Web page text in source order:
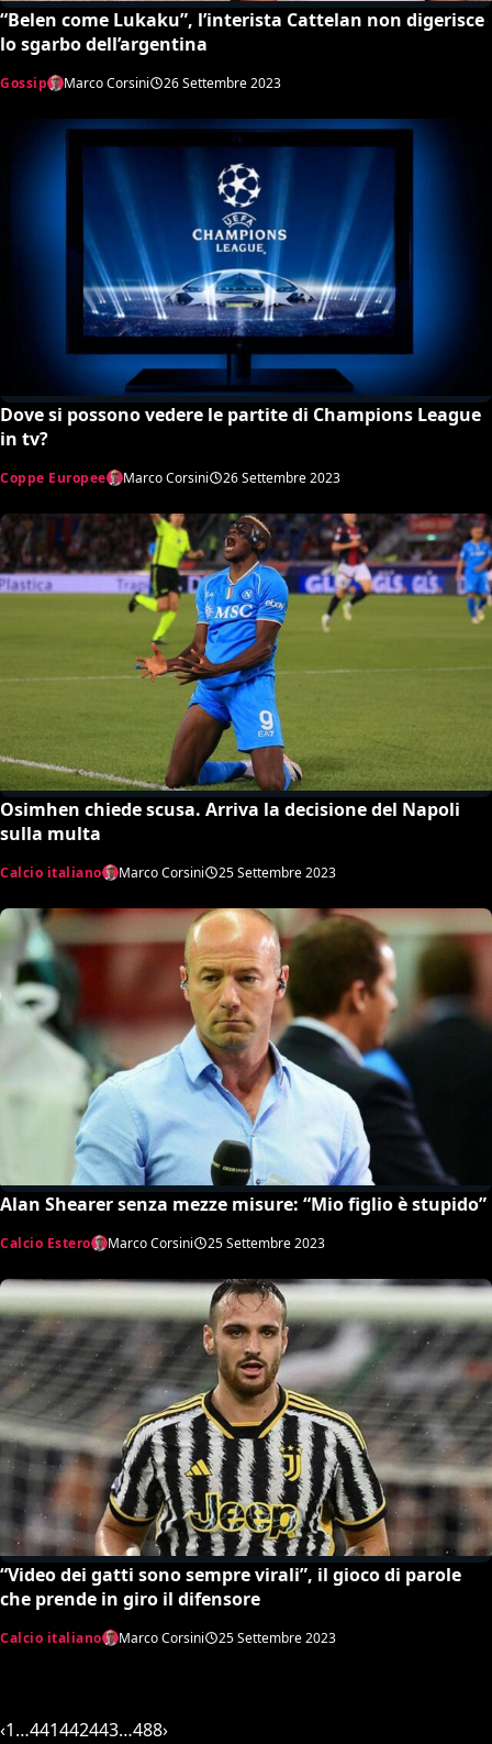
“Belen come Lukaku”, l’interista Cattelan non digerisce
lo sgarbo dell’argentina
Gossip Marco Corsini 26 Settembre 2023
Dove si possono vedere le partite di Champions League
in tv?
Coppe Europee Marco Corsini 26 Settembre 2023
Osimhen chiede scusa. Arriva la decisione del Napoli
sulla multa
Calcio italiano Marco Corsini 25 Settembre 2023
Alan Shearer senza mezze misure: “Mio figlio è stupido”
Calcio Estero Marco Corsini 25 Settembre 2023
“Video dei gatti sono sempre virali”, il gioco di parole
che prende in giro il difensore
Calcio italiano Marco Corsini 25 Settembre 2023
‹1…441442443…488›